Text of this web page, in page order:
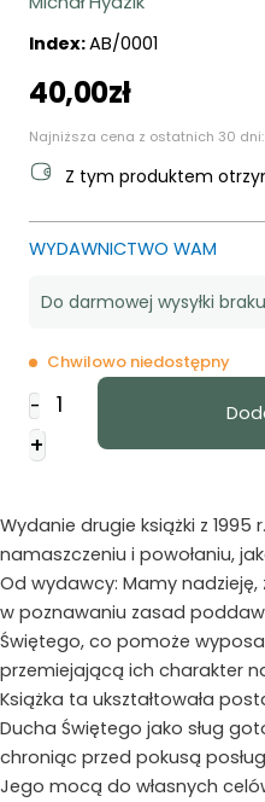
Index:AB/0001
40,00zł
Najniższa cena z ostatnich 30 dni:
Z tym produktem
WYDAWNICTWO WAM
Do darmowej wysyłki
Chwilowo niedostępny
-
ilość
Kim
jest
Duch
Święty
-
Michał
Hydzik
+
Wydanie drugie książki z
namaszczeniu i powołaniu,
Od wydawcy: Mamy
w poznawaniu zasad
Świętego, co pomoże
przemiejającą ich charakter
Książka ta ukształtowała
Ducha Świętego jako sług
chroniąc przed pokusą
Jego mocą do własnych